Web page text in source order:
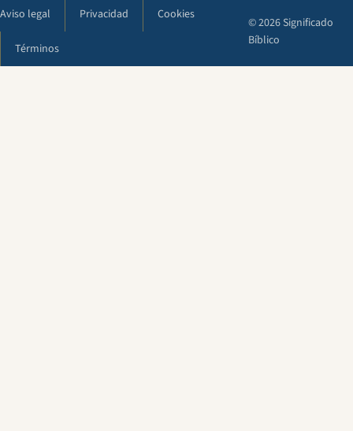
Aviso legal Privacidad Cookies
Términos
© 2026 Significado
Bíblico